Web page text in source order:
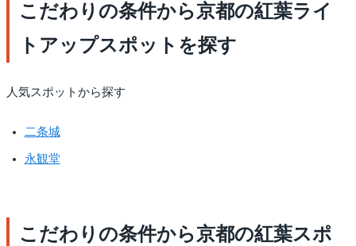
こだわりの条件から京都の紅葉ライ
トアップスポットを探す
人気スポットから探す
二条城
永観堂
こだわりの条件から京都の紅葉スポ